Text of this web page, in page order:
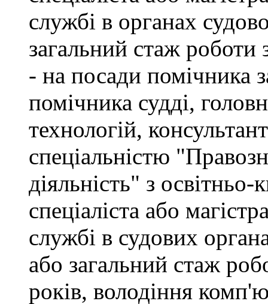
службі в органах
загальний стаж
- на посади помічника
помічника судді,
технологій,
спеціальністю
діяльність" з
спеціаліста або
службі в судових
або загальний стаж
років, володіння